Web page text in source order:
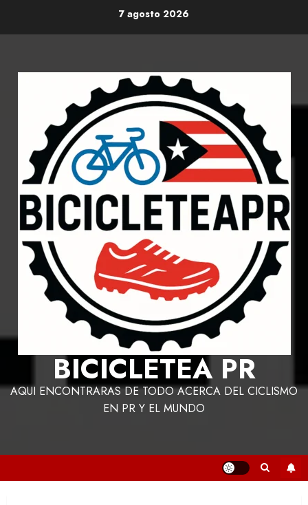
7 agosto 2026
BICICLETEA PR
AQUI ENCONTRARAS DE TODO ACERCA DEL CICLISMO
EN PR Y EL MUNDO